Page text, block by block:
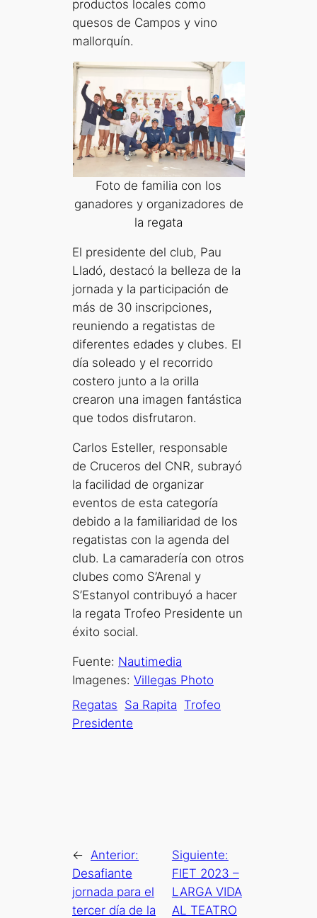
productos locales como
quesos de Campos y vino
mallorquín.
Foto de familia con los
ganadores y organizadores de
la regata
El presidente del club, Pau
Lladó, destacó la belleza de la
jornada y la participación de
más de 30 inscripciones,
reuniendo a regatistas de
diferentes edades y clubes. El
día soleado y el recorrido
costero junto a la orilla
crearon una imagen fantástica
que todos disfrutaron.
Carlos Esteller, responsable
de Cruceros del CNR, subrayó
la facilidad de organizar
eventos de esta categoría
debido a la familiaridad de los
regatistas con la agenda del
club. La camaradería con otros
clubes como S’Arenal y
S’Estanyol contribuyó a hacer
la regata Trofeo Presidente un
éxito social.
Fuente: Nautimedia
Imagenes:Villegas Photo
Regatas Sa Rapita Trofeo
Presidente
← Anterior:
Desafiante
jornada para el
tercer día de la
Siguiente:
FIET 2023 –
LARGA VIDA
AL TEATRO